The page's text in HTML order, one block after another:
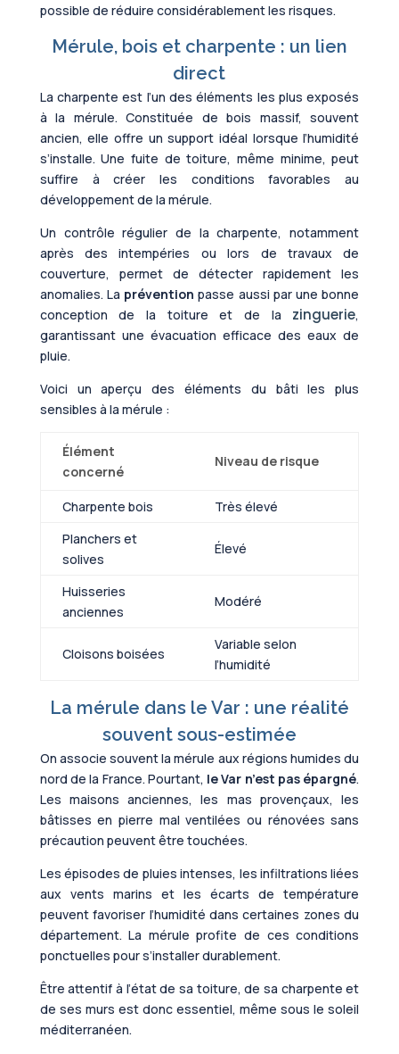
possible de réduire considérablement les risques.
Mérule, bois et charpente : un lien
direct
La charpente est l’un des éléments les plus exposés
à la mérule. Constituée de bois massif, souvent
ancien, elle offre un support idéal lorsque l’humidité
s’installe. Une fuite de toiture, même minime, peut
suffire à créer les conditions favorables au
développement de la mérule.
Un contrôle régulier de la charpente, notamment
après des intempéries ou lors de travaux de
couverture, permet de détecter rapidement les
anomalies. La prévention passe aussi par une bonne
conception de la toiture et de la zinguerie,
garantissant une évacuation efficace des eaux de
pluie.
Voici un aperçu des éléments du bâti les plus
sensibles à la mérule :
Élément
concerné
Niveau de risque
Charpente bois
Très élevé
Planchers et
solives
Élevé
Huisseries
anciennes
Modéré
Cloisons boisées
Variable selon
l’humidité
La mérule dans le Var : une réalité
souvent sous-estimée
On associe souvent la mérule aux régions humides du
nord de la France. Pourtant, le Var n’est pas épargné.
Les maisons anciennes, les mas provençaux, les
bâtisses en pierre mal ventilées ou rénovées sans
précaution peuvent être touchées.
Les épisodes de pluies intenses, les infiltrations liées
aux vents marins et les écarts de température
peuvent favoriser l’humidité dans certaines zones du
département. La mérule profite de ces conditions
ponctuelles pour s’installer durablement.
Être attentif à l’état de sa toiture, de sa charpente et
de ses murs est donc essentiel, même sous le soleil
méditerranéen.